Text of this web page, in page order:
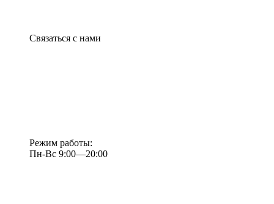
Связаться с нами
Режим работы:
Пн-Вс 9:00—20:00